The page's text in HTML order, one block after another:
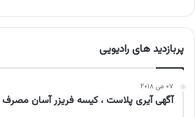
پربازدید های رادیویی
۰۷ می ۲۰۱۸
آگهی آیری پلاست ، کیسه فریزر آسان مصرف